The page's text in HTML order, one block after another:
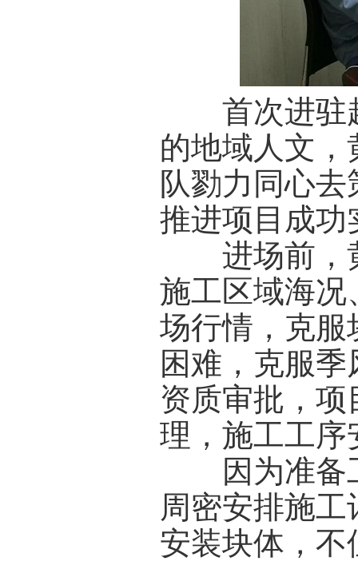
首次进驻越
的地域人文
队勠力同心
推进项目成功
进场前，黄
施工区域海况
场行情，克服
困难，克服
资质审批，
理，施工工序
因为准备工
周密安排施
安装块体，